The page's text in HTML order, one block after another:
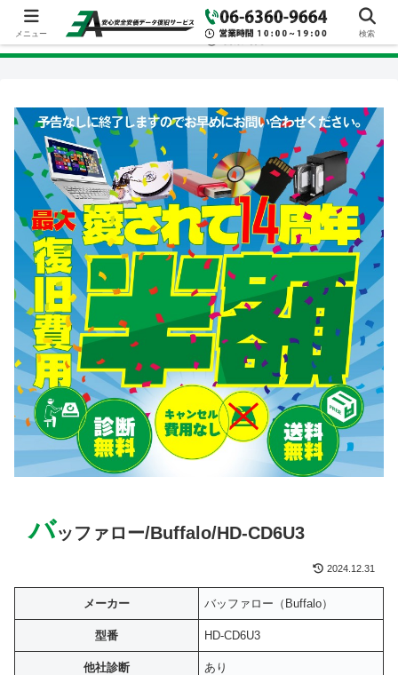
バッファロー/Buffalo/HD-CD6U3
2024.12.31
メーカー バッファロー（Buffalo）
型番 HD-CD6U3
他社診断 あり
メニュー 検索